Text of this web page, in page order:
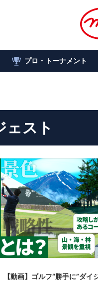
プロ・トーナメント
ェスト
【動画】ゴルフ“勝手に”ダイ